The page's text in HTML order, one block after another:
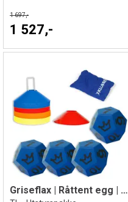
1 697,-
1 527,-
Griseflax | Råttent egg | Signalet